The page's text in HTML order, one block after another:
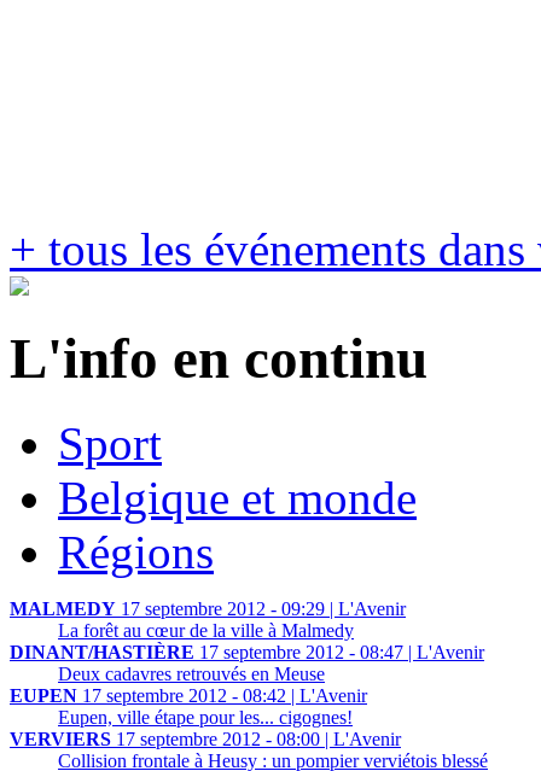
+ tous les événements
L'info en continu
Sport
Belgique et monde
Régions
MALMEDY 17 septembre 2012 - 09:29 | L'Avenir
La forêt au cœur de la ville à Malmedy
DINANT/HASTIÈRE 17 septembre 2012 - 08:47 | L'Avenir
Deux cadavres retrouvés en Meuse
EUPEN 17 septembre 2012 - 08:42 | L'Avenir
Eupen, ville étape pour les... cigognes!
VERVIERS 17 septembre 2012 - 08:00 | L'Avenir
Collision frontale à Heusy : un pompier verviétois blessé